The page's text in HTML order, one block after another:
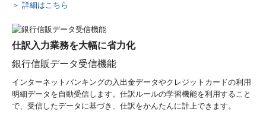
＞ 詳細はこちら
仕訳入力業務を大幅に省力化
銀行信販データ受信機能
インターネットバンキングの入出金データやクレジットカードの利用
明細データを自動受信します。仕訳ルールの学習機能を利用すること
で、受信したデータに基づき、仕訳をかんたんに計上できます。